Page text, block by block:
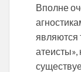
Вполне
являются
атеисты»,